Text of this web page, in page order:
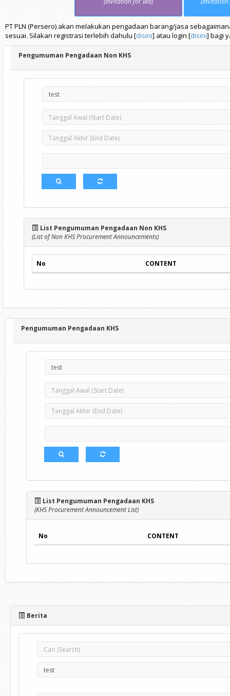
PT PLN (Persero) akan melakukan pengadaan barang/jasa
sesuai. Silakan registrasi terlebih dahulu [disini] atau login [disini] bagi
Pengumuman Pengadaan Non KHS
List Pengumuman Pengadaan Non KHS
(List of Non KHS Procurement Announcements)
No CONTENT
Pengumuman Pengadaan KHS
List Pengumuman Pengadaan KHS
(KHS Procurement Announcement List)
No CONTENT
Berita